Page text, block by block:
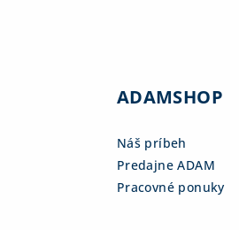
ADAMSHOP
Náš príbeh
Predajne ADAM
Pracovné ponuky